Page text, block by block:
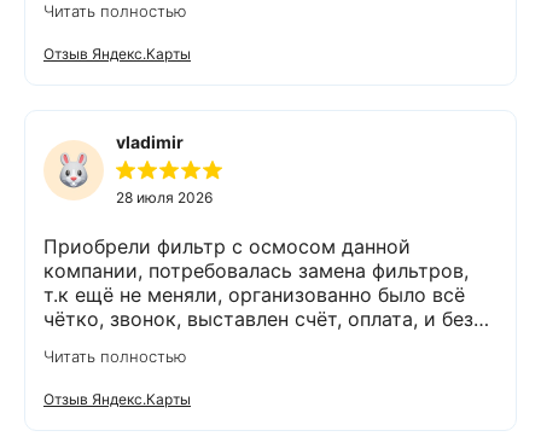
работает. Оборудование, несмотря на
размеры, поставили компактно, сбоев не
было. Спасибо Экодару за хорошую работу.
Читать полностью
Отзыв Яндекс.Карты
vladimir
28 июля 2026
Приобрели фильтр с осмосом данной
компании, потребовалась замена фильтров,
т.к ещё не меняли, организованно было всё
чётко, звонок, выставлен счёт, оплата, и без
выполнено (всё чётко без шума и пыли),
приятно работать с грамотными,
обязательными людьми. Спасибо
Читать полностью
Отзыв Яндекс.Карты